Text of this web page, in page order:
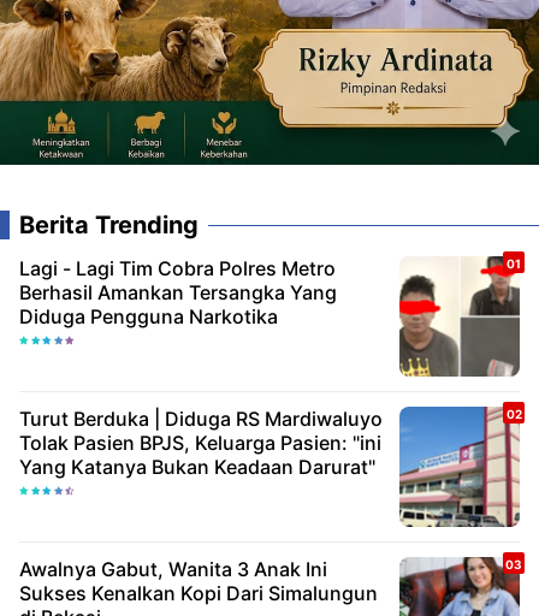
Berita Trending
Lagi - Lagi Tim Cobra Polres Metro
Berhasil Amankan Tersangka Yang
Diduga Pengguna Narkotika
Turut Berduka | Diduga RS Mardiwaluyo
Tolak Pasien BPJS, Keluarga Pasien: "ini
Yang Katanya Bukan Keadaan Darurat"
Awalnya Gabut, Wanita 3 Anak Ini
Sukses Kenalkan Kopi Dari Simalungun